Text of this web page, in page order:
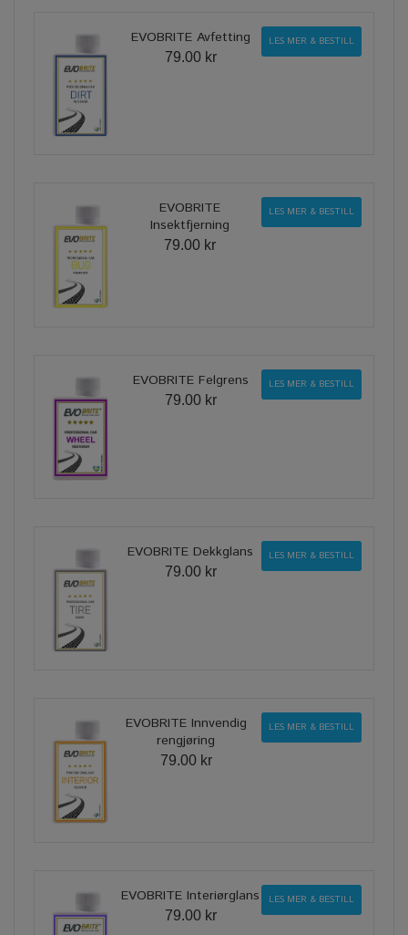
EVOBRITE Avfetting
79.00 kr
LES MER & BESTILL
EVOBRITE
Insektfjerning
79.00 kr
LES MER & BESTILL
EVOBRITE Felgrens
79.00 kr
LES MER & BESTILL
EVOBRITE Dekkglans
79.00 kr
LES MER & BESTILL
EVOBRITE Innvendig
rengjøring
79.00 kr
LES MER & BESTILL
EVOBRITE Interiørglans
79.00 kr
LES MER & BESTILL